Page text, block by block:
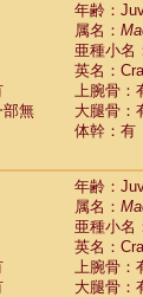
年齢：
属名：
亜種小名
英名：
上腕骨：
部無
大腿骨：
体幹：有
年齢：
属名：
亜種小名
英名：
上腕骨：
大腿骨：